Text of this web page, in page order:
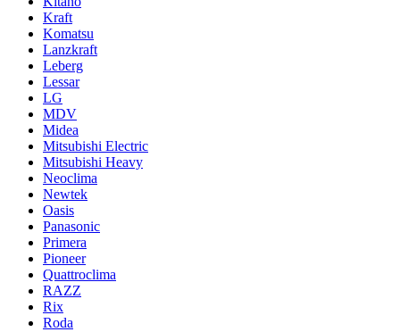
Kraft
Komatsu
Lanzkraft
Leberg
Lessar
LG
MDV
Midea
Mitsubishi Electric
Mitsubishi Heavy
Neoclima
Newtek
Oasis
Panasonic
Primera
Pioneer
Quattroclima
RAZZ
Rix
Roda